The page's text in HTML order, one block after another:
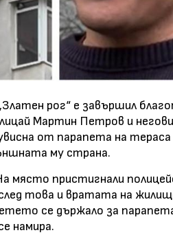
рог“ е завършил
Мартин Петров и
от парапета на тераса
му страна.
място пристигнали
това и вратата на
се държало за
намира.